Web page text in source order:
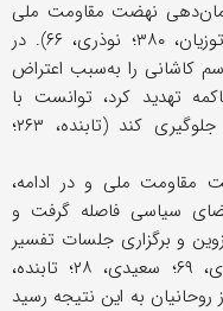
نهضت مقاومت ملی
ایران نقش داشت (زنجانی، ۲۲۰، ۲۲۱؛ کاتوزیان، ۳۸۰؛ نوذری، ۶۶). در
کاشانی را به‌سبب اعتراض
تهدید کرد، توانست با
وساطت آیت‌الله بروجردی، از این اقدام جلوگیری کند (تابنده، ۲۶۳؛
مقاومت ملی و در ادامه،
از فضای سیاسی فاصله گرفت و
و برگزاری جلسات تفسیر
کریم در منزلش محدود شد (نوذری، ۶۹؛ سعیدی، ۲۸؛ تابنده،
به این نتیجه رسید